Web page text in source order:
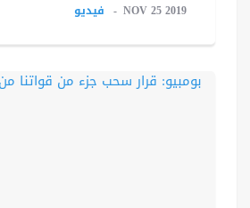
NOV 25 2019 فيديو